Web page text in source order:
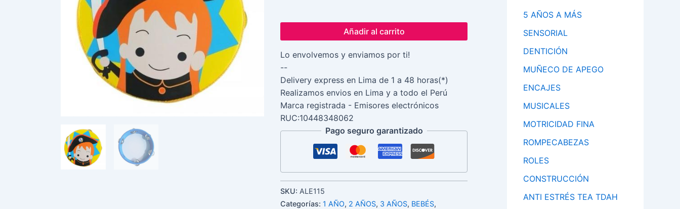
Añadir al carrito
Lo envolvemos y enviamos por ti!
--
Delivery express en Lima de 1 a 48 horas(*)
Realizamos envios en Lima y a todo el Perú
Marca registrada - Emisores electrónicos
RUC:10448348062
Pago seguro garantizado
SKU: ALE115
Categorías: 1 AÑO, 2 AÑOS, 3 AÑOS, BEBÉS,
5 AÑOS A MÁS
SENSORIAL
DENTICIÓN
MUÑECO DE APEGO
ENCAJES
MUSICALES
MOTRICIDAD FINA
ROMPECABEZAS
ROLES
CONSTRUCCIÓN
ANTI ESTRÉS TEA TDAH